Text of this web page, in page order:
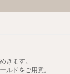
きます。
ルドをご用意。